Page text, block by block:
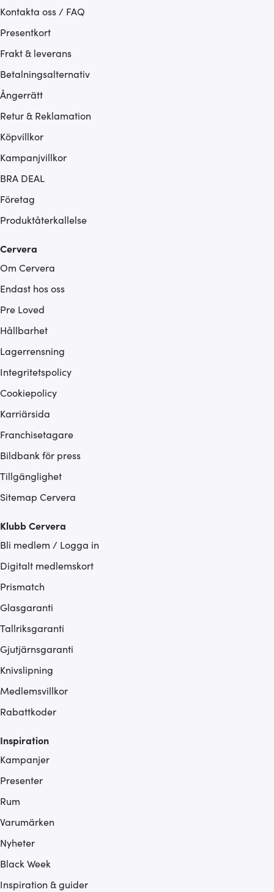
Kontakta oss / FAQ
Presentkort
Frakt & leverans
Betalningsalternativ
Ångerrätt
Retur & Reklamation
Köpvillkor
Kampanjvillkor
BRA DEAL
Företag
Produktåterkallelse
Cervera
Om Cervera
Endast hos oss
Pre Loved
Hållbarhet
Lagerrensning
Integritetspolicy
Cookiepolicy
Karriärsida
Franchisetagare
Bildbank för press
Tillgänglighet
Sitemap Cervera
Klubb Cervera
Bli medlem / Logga in
Digitalt medlemskort
Prismatch
Glasgaranti
Tallriksgaranti
Gjutjärnsgaranti
Knivslipning
Medlemsvillkor
Rabattkoder
Inspiration
Kampanjer
Presenter
Rum
Varumärken
Nyheter
Black Week
Inspiration & guider